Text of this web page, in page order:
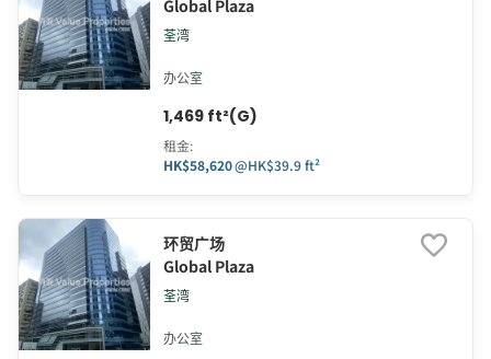
Global Plaza
荃湾
办公室
1,469 ft²(G)
租金:
HK$58,620@HK$39.9 ft²
环贸广场
Global Plaza
荃湾
办公室